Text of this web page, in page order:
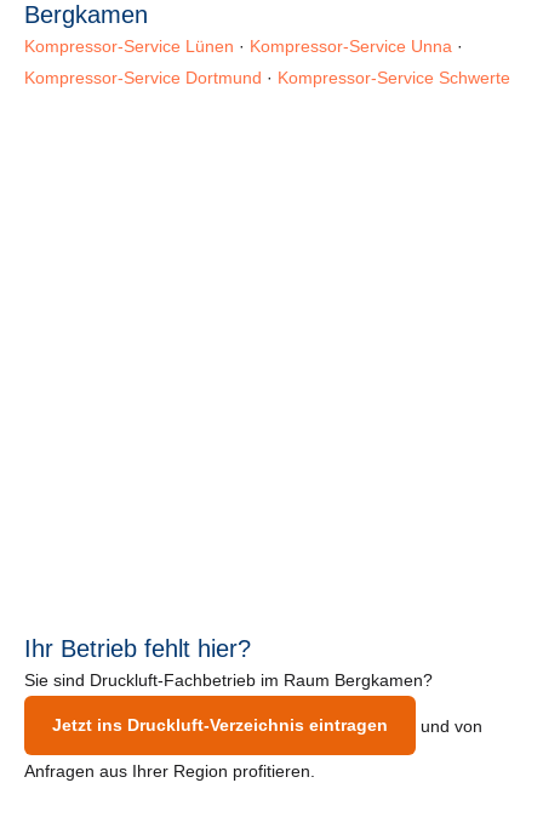
Bergkamen
Kompressor-Service Lünen · Kompressor-Service Unna ·
Kompressor-Service Dortmund · Kompressor-Service Schwerte
Ihr Betrieb fehlt hier?
Sie sind Druckluft-Fachbetrieb im Raum Bergkamen?
Jetzt ins Druckluft-Verzeichnis eintragen und von
Anfragen aus Ihrer Region profitieren.